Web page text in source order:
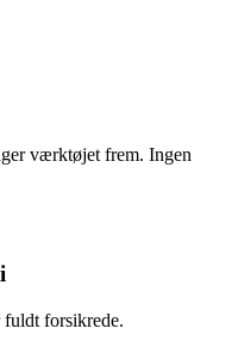
værktøjet frem. Ingen
forsikrede.